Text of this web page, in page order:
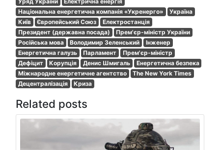
Національна енергетична компанія «Укренерго»
Україна
Київ
Європейський Союз
Електростанція
Президент (державна посада)
Прем'єр-міністр України
Російська мова
Володимир Зеленський
Інженер
Енергетична галузь
Парламент
Прем'єр-міністр
Дефіцит
Корупція Денис Шмигаль
Енергетична безпека
Міжнародне енергетичне агентство
The New York Times
Децентралізація
Криза
Related posts